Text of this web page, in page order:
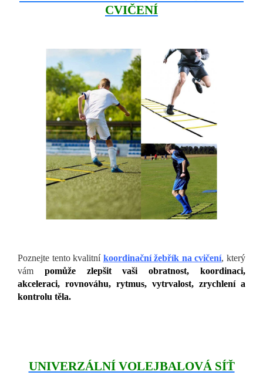
CVIČENÍ
Poznejte tento kvalitní koordinační žebřík na cvičení, který
vám pomůže zlepšit vaši obratnost, koordinaci,
akceleraci, rovnováhu, rytmus, vytrvalost, zrychlení a
kontrolu těla.
UNIVERZÁLNÍ VOLEJBALOVÁ SÍŤ